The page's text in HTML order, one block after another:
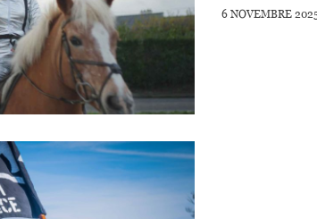
6 NOVEMBRE